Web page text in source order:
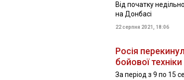
Від початку
на Донбасі
22 серпня 2021, 18:06
Росія
бойової техніки
За період з 9 по 15